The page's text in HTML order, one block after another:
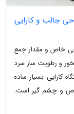
جالب و کارایی
خاص و مقدار جمع
و رطوبت ساز سرد
کارایی بسیار ساده
و چشم گیر است.